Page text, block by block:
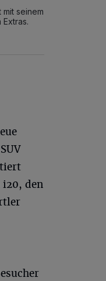
seinem
i20, den